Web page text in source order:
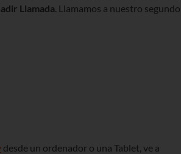
Llamada . Llamamos a nuestro segundo
desde un ordenador o una Tablet, ve a